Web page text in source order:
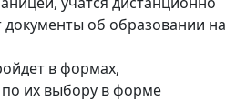
об образовании на
в формах,
их выбору в форме